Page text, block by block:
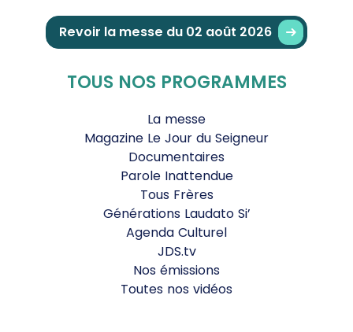
Revoir la messe du 02 août 2026
TOUS NOS PROGRAMMES
La messe
Magazine Le Jour du Seigneur
Documentaires
Parole Inattendue
Tous Frères
Générations Laudato Si’
Agenda Culturel
JDS.tv
Nos émissions
Toutes nos vidéos